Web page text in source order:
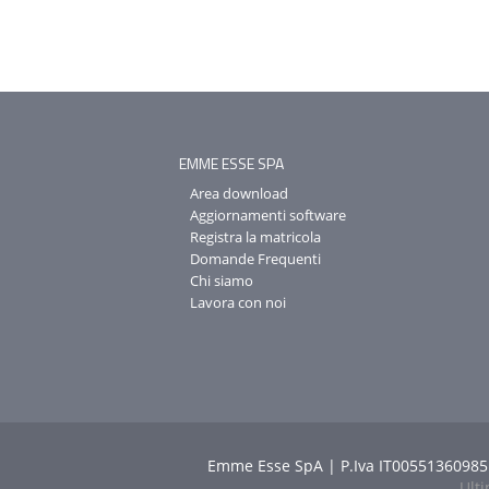
EMME ESSE SPA
Area download
Aggiornamenti software
Registra la matricola
Domande Frequenti
Chi siamo
Lavora con noi
Emme Esse SpA | P.Iva